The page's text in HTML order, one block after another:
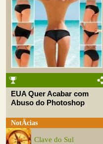
EUA Quer Acabar com
Abuso do Photoshop
NotÃ­cias
Clave do Sul